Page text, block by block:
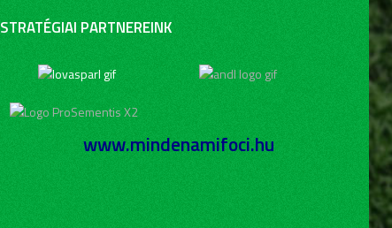
STRATÉGIAI PARTNEREINK
www.mindenamifoci.hu